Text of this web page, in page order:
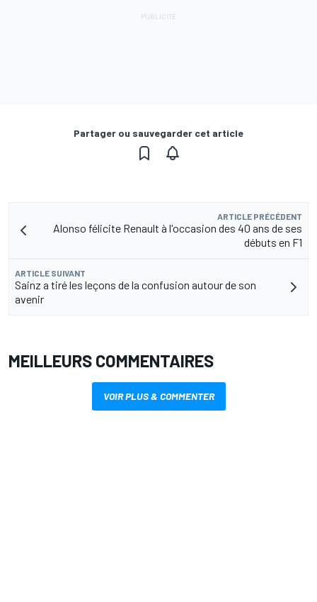
Partager ou sauvegarder cet article
ARTICLE PRÉCÉDENT
Alonso félicite Renault à l'occasion des 40 ans de ses
débuts en F1
ARTICLE SUIVANT
Sainz a tiré les leçons de la confusion autour de son
avenir
MEILLEURS COMMENTAIRES
VOIR PLUS & COMMENTER